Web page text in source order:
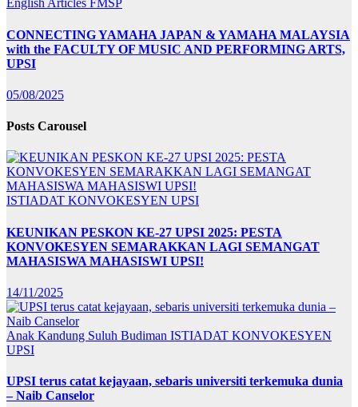
English Articles FMSP
CONNECTING YAMAHA JAPAN & YAMAHA MALAYSIA
with the FACULTY OF MUSIC AND PERFORMING ARTS,
UPSI
05/08/2025
Posts Carousel
ISTIADAT KONVOKESYEN UPSI
KEUNIKAN PESKON KE-27 UPSI 2025: PESTA
KONVOKESYEN SEMARAKKAN LAGI SEMANGAT
MAHASISWA MAHASISWI UPSI!
14/11/2025
Anak Kandung Suluh Budiman ISTIADAT KONVOKESYEN
UPSI
UPSI terus catat kejayaan, sebaris universiti terkemuka dunia
– Naib Canselor